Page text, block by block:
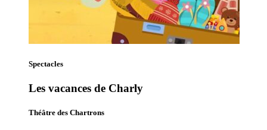
Spectacles
Les vacances de Charly
Théâtre des Chartrons